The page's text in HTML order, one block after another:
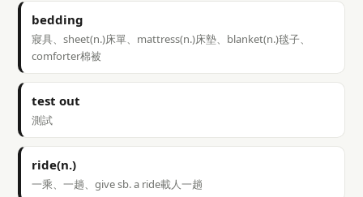
bedding
寢具、sheet(n.)床單、mattress(n.)床墊、blanket(n.)毯子、
comforter棉被
test out
測試
ride(n.)
一乘、一趟、give sb. a ride載人一趟